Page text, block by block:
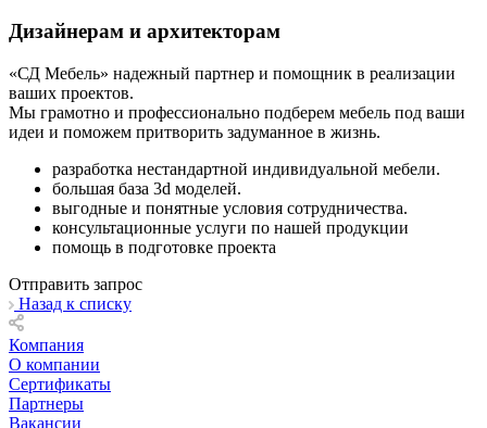
Дизайнерам и архитекторам
«СД Мебель» надежный партнер и помощник в реализации
ваших проектов.
Мы грамотно и профессионально подберем мебель под ваши
идеи и поможем притворить задуманное в жизнь.
разработка нестандартной индивидуальной мебели.
большая база 3d моделей.
выгодные и понятные условия сотрудничества.
консультационные услуги по нашей продукции
помощь в подготовке проекта
Отправить запрос
Назад к списку
Компания
О компании
Сертификаты
Партнеры
Вакансии